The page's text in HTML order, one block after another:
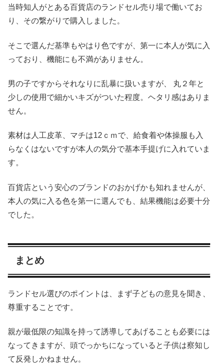
当時知人がとある百貨店のランドセル売り場で働いてお
り、その繋がりで購入しました。
そこで選んだ基準もやはり色ですが、第一に本人が気に入
っており、機能にも不満がありません。
男の子ですからそれなりに乱暴に扱いますが、 丸２年と
少しの使用で細かいキズがついた程度。ヘタリ感はありま
せん。
素材は人工皮革、マチは12ｃｍで、給食着や体操服も入
らなくはないですが本人の気分で基本手提げに入れていま
す。
百貨店という安心のブランドのおかげかも知れませんが、
本人の気に入る色を第一に選んでも、結果機能は必要十分
でした。
まとめ
ランドセル選びのポイントは、まず子どもの意見を聞き、
尊重することです。
親が最低限の知識を持って誘導してあげることも必要には
なってきますが、頭でっかちになっていると子供は察知し
て反発しかねません。